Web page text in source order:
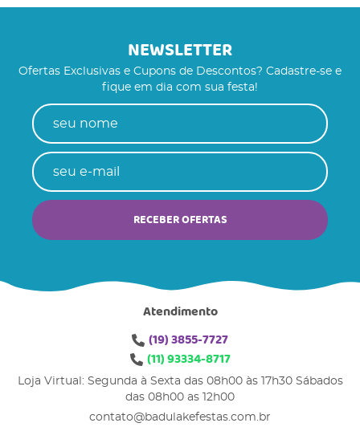
NEWSLETTER
Ofertas Exclusivas e Cupons de Descontos? Cadastre-se e
fique em dia com sua festa!
RECEBER OFERTAS
Atendimento
(19)3855-7727
(11)93334-8717
Loja Virtual: Segunda à Sexta das 08h00 às 17h30 Sábados
das 08h00 as 12h00
contato@badulakefestas.com.br